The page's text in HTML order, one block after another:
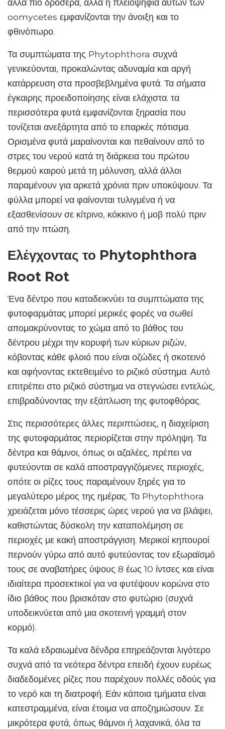
άλλα πιο δροσερά, αλλά η πλειοψηφία αυτών των
oomycetes εμφανίζονται την άνοιξη και το
φθινόπωρο.
Τα συμπτώματα της Phytophthora συχνά
γενικεύονται, προκαλώντας αδυναμία και αργή
κατάρρευση στα προσβεβλημένα φυτά. Τα σήματα
έγκαιρης προειδοποίησης είναι ελάχιστα. τα
περισσότερα φυτά εμφανίζονται ξηρασία που
τονίζεται ανεξάρτητα από το επαρκές πότισμα.
Ορισμένα φυτά μαραίνονται και πεθαίνουν από το
στρες του νερού κατά τη διάρκεια του πρώτου
θερμού καιρού μετά τη μόλυνση, αλλά άλλοι
παραμένουν για αρκετά χρόνια πριν υποκύψουν. Τα
φύλλα μπορεί να φαίνονται τυλιγμένα ή να
εξασθενίσουν σε κίτρινο, κόκκινο ή μοβ πολύ πριν
από την πτώση.
Ελέγχοντας το Phytophthora
Root Rot
Ένα δέντρο που καταδεικνύει τα συμπτώματα της
φυτοφαρμάτας μπορεί μερικές φορές να σωθεί
απομακρύνοντας το χώμα από το βάθος του
δέντρου μέχρι την κορυφή των κύριων ριζών,
κόβοντας κάθε φλοιό που είναι οζώδες ή σκοτεινό
και αφήνοντας εκτεθειμένο το ριζικό σύστημα. Αυτό
επιτρέπει στο ριζικό σύστημα να στεγνώσει εντελώς,
επιβραδύνοντας την εξάπλωση της φυτοφθόρας.
Στις περισσότερες άλλες περιπτώσεις, η διαχείριση
της φυτοφαρμάτας περιορίζεται στην πρόληψη. Τα
δέντρα και θάμνοι, όπως οι αζαλέες, πρέπει να
φυτεύονται σε καλά αποστραγγιζόμενες περιοχές,
οπότε οι ρίζες τους παραμένουν ξηρές για το
μεγαλύτερο μέρος της ημέρας. Το Phytophthora
χρειάζεται μόνο τέσσερις ώρες νερού για να βλάψει,
καθιστώντας δύσκολη την καταπολέμηση σε
περιοχές με κακή αποστράγγιση. Μερικοί κηπουροί
περνούν γύρω από αυτό φυτεύοντας τον εξωραϊσμό
τους σε αναβατήρες ύψους 8 έως 10 ίντσες και είναι
ιδιαίτερα προσεκτικοί για να φυτέψουν κορώνα στο
ίδιο βάθος που βρισκόταν στο φυτώριο (συχνά
υποδεικνύεται από μια σκοτεινή γραμμή στον
κορμό).
Τα καλά εδραιωμένα δένδρα επηρεάζονται λιγότερο
συχνά από τα νεότερα δέντρα επειδή έχουν ευρέως
διαδεδομένες ρίζες που παρέχουν πολλές οδούς για
το νερό και τη διατροφή. Εάν κάποια τμήματα είναι
κατεστραμμένα, είναι έτοιμα να αποζημιώσουν. Σε
μικρότερα φυτά, όπως θάμνοι ή λαχανικά, όλα τα